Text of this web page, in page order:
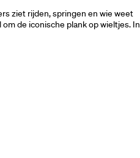
ziet rijden, springen en wie weet
de iconische plank op wieltjes. In